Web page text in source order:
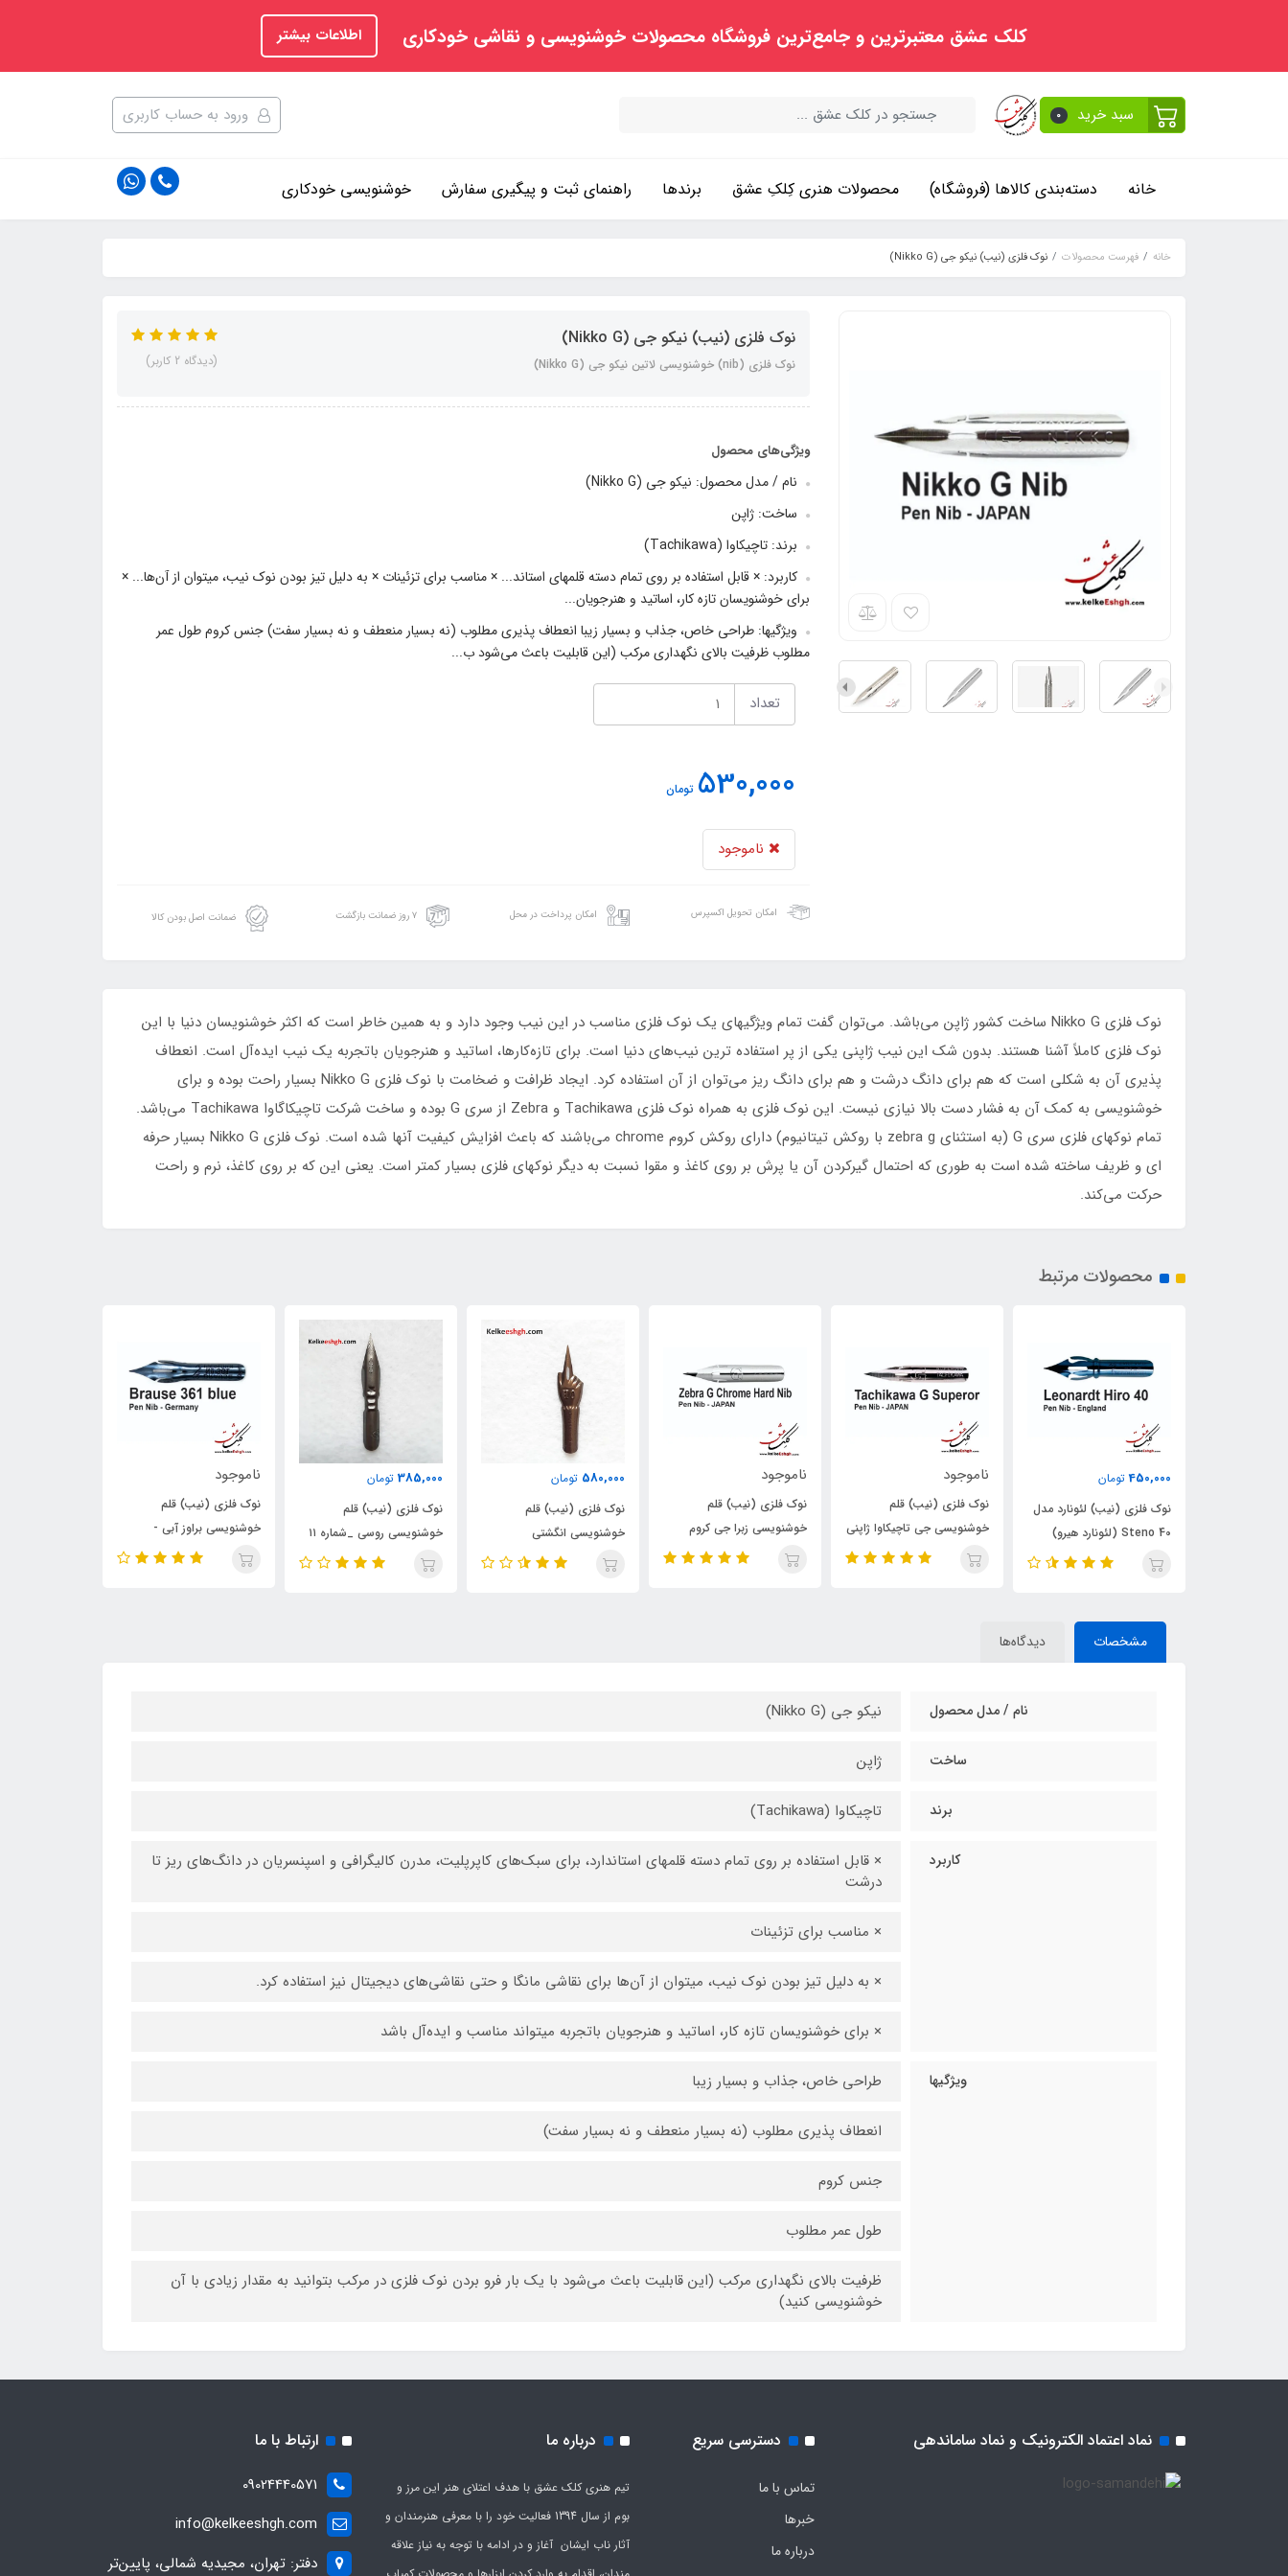
کلک عشق معتبرترین و جامع‌ترین فروشگاه محصولات خوشنویسی و نقاشی خودکاری اطلاعات بیشتر
سبد خرید 0 ورود به حساب کاربری
خانه دسته‌بندی کالاها (فروشگاه) محصولات هنری کِلکِ عشق برندها راهنمای ثبت و پیگیری سفارش خوشنویسی خودکاری
خانه فهرست محصولات نوک فلزی (نیب) نیکو جی (Nikko G)
نوک فلزی (نیب) نیکو جی (Nikko G)
نوک فلزی (nib) خوشنویسی لاتین نیکو جی (Nikko G) (دیدگاه 2 کاربر)
ویژگی‌های محصول
نام / مدل محصول: نیکو جی (Nikko G)
ساخت: ژاپن
برند: تاچیکاوا (Tachikawa)
کاربرد: × قابل استفاده بر روی تمام دسته قلمهای استاند... × مناسب برای تزئینات × به دلیل تیز بودن نوک نیب‌، میتوان از آن‌ها... ×
برای خوشنویسان تازه کار، اساتید و هنرجویان...
ویژگیها: طراحی خاص، جذاب و بسیار زیبا انعطاف پذیری مطلوب (نه بسیار منعطف و نه بسیار سفت) جنس کروم طول عمر
مطلوب ظرفیت بالای نگهداری مرکب (این قابلیت باعث می‌شود ب...
تعداد
530,000 تومان
ناموجود
امکان تحویل اکسپرس امکان پرداخت در محل ۷ روز ضمانت بازگشت ضمانت اصل بودن کالا
نوک فلزی Nikko G ساخت کشور ژاپن می‌باشد. می‌توان گفت تمام ویژگیهای یک نوک فلزی مناسب در این نیب وجود دارد و به همین خاطر است که اکثر خوشنویسان دنیا با این
نوک فلزی کاملاً آشنا هستند. بدون شک این نیب ژاپنی یکی از پر استفاده ترین نیب‌‌های دنیا است. برای تازه‌کارها، اساتید و هنرجویان باتجربه یک نیب ایده‌آل است. انعطاف
پذیری آن به شکلی است که هم برای دانگ درشت و هم برای دانگ ریز می‌توان از آن استفاده کرد. ایجاد ظرافت و ضخامت با نوک فلزی Nikko G بسیار راحت بوده و برای
خوشنویسی به کمک آن به فشار دست بالا نیازی نیست. این نوک فلزی به همراه نوک فلزی Tachikawa و Zebra از سری G بوده و ساخت شرکت تاچیکاگاوا Tachikawa می‌باشد.
تمام نوکهای فلزی سری G (به استثنای zebra g با روکش تیتانیوم) دارای روکش کروم chrome می‌باشند که باعث افزایش کیفیت آنها شده است. نوک فلزی Nikko G بسیار حرفه
ای و ظریف ساخته شده است به طوری که احتمال گیرکردن آن یا پرش بر روی کاغذ و مقوا نسبت به دیگر نوکهای فلزی بسیار کمتر است. یعنی این که بر روی کاغذ، نرم و راحت
حرکت می‌کند.
محصولات مرتبط
ناموجود
نوک فلزی (نیب) قلم
خوشنویسی جی تاچیکاوا ژاپنی
ناموجود
نوک فلزی (نیب) قلم
خوشنویسی زبرا جی کروم
(Zebra G Chrome Hard
580,000
نوک فلزی (نیب) قلم
خوشنویسی انگشتی
385,000 تومان
نوک فلزی (نیب) قلم
خوشنویسی روسی _شماره ۱۱
ناموجود
نوک فلزی (نیب) قلم
خوشنویسی براوز آبی -
Brause Steno 361
ناموجود
(Gillott)
مشخصات دیدگاه‌ها
نام / مدل محصول نیکو جی (Nikko G)
ساخت ژاپن
برند تاچیکاوا (Tachikawa)
کاربرد
× قابل استفاده بر روی تمام دسته قلمهای استاندارد، برای سبک‌های کاپرپلیت، مدرن کالیگرافی و اسپنسریان در دانگ‌های ریز تا
درشت
× مناسب برای تزئینات
× به دلیل تیز بودن نوک نیب‌، میتوان از آن‌ها برای نقاشی مانگا و حتی نقاشی‌های دیجیتال نیز استفاده کرد.
× برای خوشنویسان تازه کار، اساتید و هنرجویان باتجربه میتواند مناسب و ایده‌آل باشد
ویژگیها طراحی خاص، جذاب و بسیار زیبا
انعطاف پذیری مطلوب (نه بسیار منعطف و نه بسیار سفت)
جنس کروم
طول عمر مطلوب
ظرفیت بالای نگهداری مرکب (این قابلیت باعث می‌شود با یک بار فرو بردن نوک فلزی در مرکب بتوانید به مقدار زیادی با آن
خوشنویسی کنید)
نماد اعتماد الکترونیک و نماد ساماندهی دسترسی سریع
تماس با ما
خبرها
درباره ما
درباره ما
تیم هنری کلک عشق با هدف اعتلای هنر این مرز و
بوم از سال 1394 فعالیت خود را با معرفی هنرمندان و
آثار ناب ایشان آغاز و در ادامه با توجه به نیاز علاقه
ارتباط با ما
09024440571
info@kelkeeshgh.com
دفتر: تهران، مجیدیه شمالی، پایین‌تر